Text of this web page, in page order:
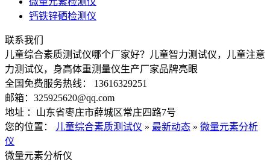
钙铁锌硒检测仪
联系我们
儿童综合素质测试仪哪个厂家好？儿童智力测试仪，儿童注意
力测试仪，身高体重测量仪生产厂家品牌亮眼
全国免费服务热线： 13616329251
邮箱：325925620@qq.com
地址 ：山东省枣庄市薛城区常庄四路7号
您的位置：
儿童综合素质测试仪 » 最新动态 » 微量元素分析
仪
微量元素分析仪